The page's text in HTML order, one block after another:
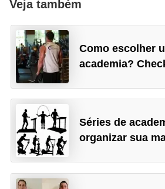
Veja também
Como escolher
academia?
Séries de
organizar sua
e